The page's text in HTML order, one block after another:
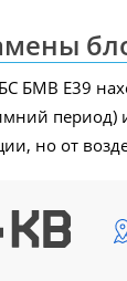
БМВ Е39
но от